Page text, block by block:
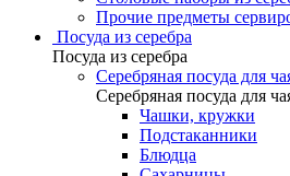
Прочие предметы
Посуда из серебра
Посуда из серебра
Серебряная посуда для
Серебряная посуда для
Чашки, кружки
Подстаканники
Блюдца